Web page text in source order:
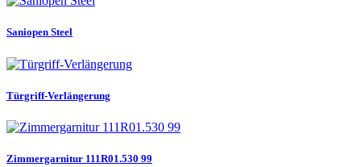
Saniopen Steel
Türgriff-Verlängerung
Zimmergarnitur 111R01.530 99